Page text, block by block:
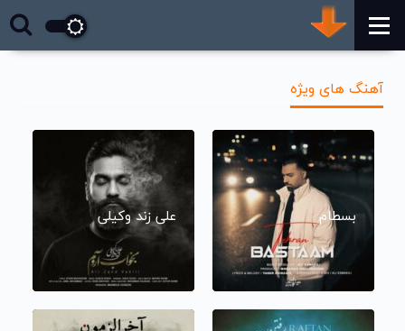
آهنگ های ویژه
بسطام علی زند وکیلی